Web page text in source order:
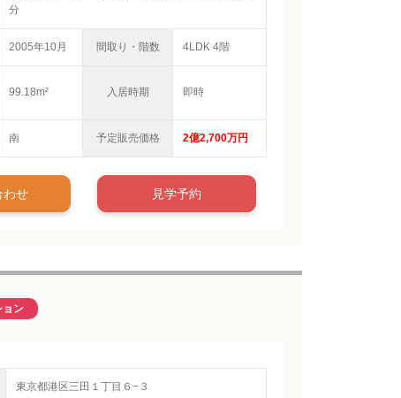
分
2005年10月 間取り・階数 4LDK 4階
99.18m² 入居時期 即時
南 予定販売価格 2億2,700万円
わせ 見学予約
ョン
東京都港区三田１丁目６−３